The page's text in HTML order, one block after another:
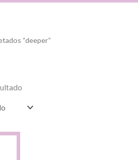
“deeper”